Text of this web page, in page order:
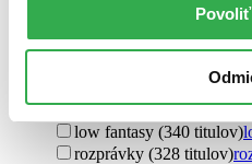
príručky1
Ďalšie možnosti
fantasy (2445 titulov)
low fantasy (340 titulov)
rozprávky (328 titulov)